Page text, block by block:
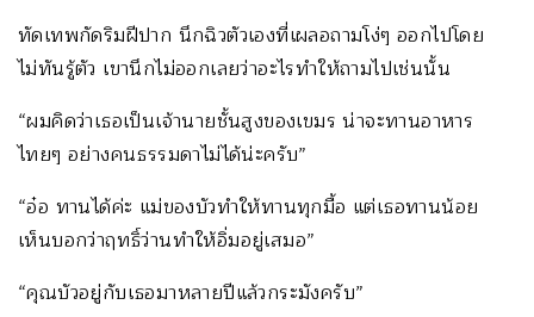
ทัดเทพกัดริมฝีปาก นึกฉิวตัวเองที่เผลอถามโง่ๆ ออกไปโดย
ไม่ทันรู้ตัว เขานึกไม่ออกเลยว่าอะไรทำให้ถามไปเช่นนั้น
“ผมคิดว่าเธอเป็นเจ้านายชั้นสูงของเขมร น่าจะทานอาหาร
ไทยๆ อย่างคนธรรมดาไม่ได้น่ะครับ”
“อ๋อ ทานได้ค่ะ แม่ของบัวทำให้ทานทุกมื้อ แต่เธอทานน้อย
เห็นบอกว่าฤทธิ์ว่านทำให้อิ่มอยู่เสมอ”
“คุณบัวอยู่กับเธอมาหลายปีแล้วกระมังครับ”